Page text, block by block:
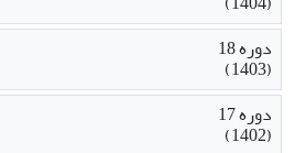
دوره 18
(1403)
دوره 17
(1402)